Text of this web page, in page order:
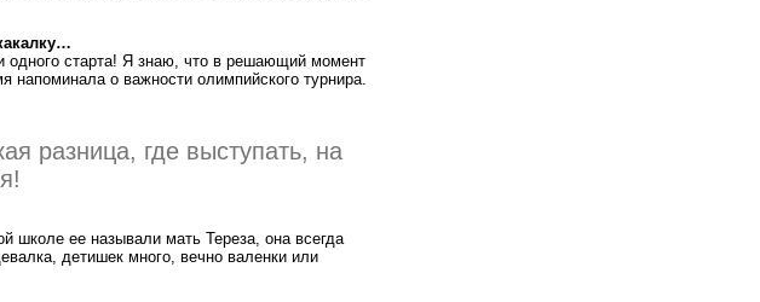
одного старта! Я знаю, что в решающий момент
напоминала о важности олимпийского турнира.
разница, где выступать, на
школе ее называли мать Тереза, она всегда
детишек много, вечно валенки или